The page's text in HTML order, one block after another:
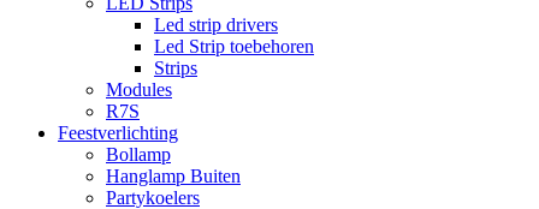
Led strip drivers
Led Strip toebehoren
Strips
Modules
R7S
Feestverlichting
Bollamp
Hanglamp Buiten
Partykoelers